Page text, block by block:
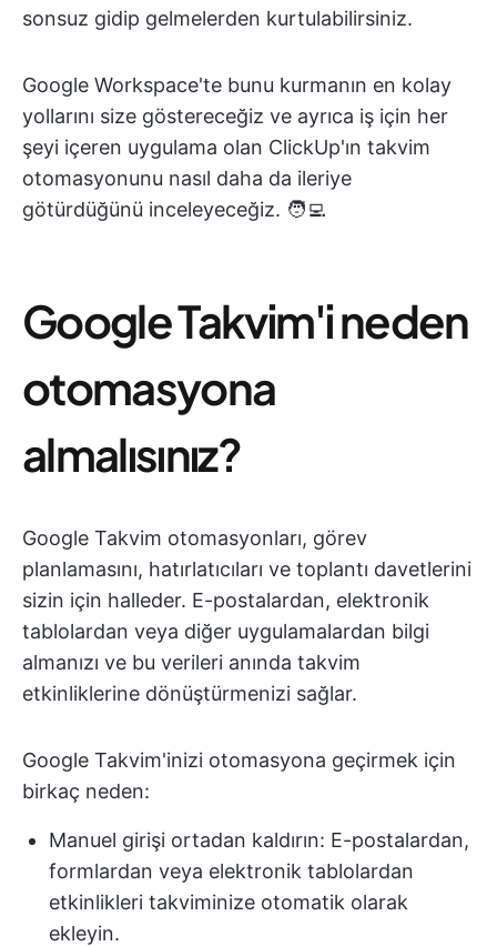
sonsuz gidip gelmelerden kurtulabilirsiniz.
Google Workspace'te bunu kurmanın en kolay
yollarını size göstereceğiz ve ayrıca iş için her
şeyi içeren uygulama olan ClickUp'ın takvim
otomasyonunu nasıl daha da ileriye
götürdüğünü inceleyeceğiz. 🧑‍💻
Google Takvim'i neden
otomasyona
almalısınız?
Google Takvim otomasyonları, görev
planlamasını, hatırlatıcıları ve toplantı davetlerini
sizin için halleder. E-postalardan, elektronik
tablolardan veya diğer uygulamalardan bilgi
almanızı ve bu verileri anında takvim
etkinliklerine dönüştürmenizi sağlar.
Google Takvim'inizi otomasyona geçirmek için
birkaç neden:
Manuel girişi ortadan kaldırın: E-postalardan,
formlardan veya elektronik tablolardan
etkinlikleri takviminize otomatik olarak
ekleyin.